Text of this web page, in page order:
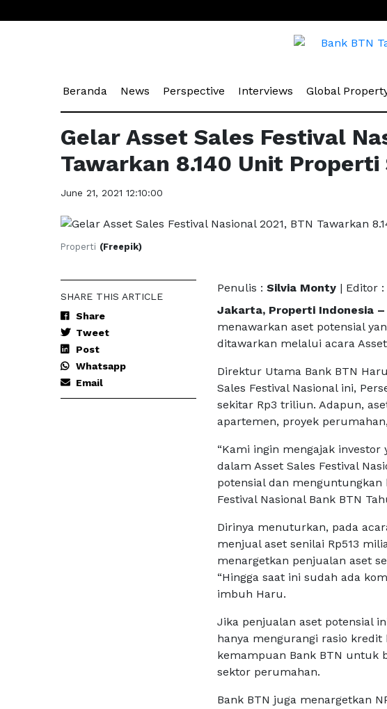
Beranda (current)
News (current)
Perspective (current)
Interviews (current)
Global
Gelar Asset Sales Festival
Tawarkan 8.140 Unit Properti
June 21, 2021 12:10:00
Properti (Freepik)
SHARE THIS ARTICLE
Share
Tweet
Post
Whatsapp
Email
Penulis : Silvia Monty | Editor :
Jakarta, Properti Indonesia –
menawarkan aset potensial
ditawarkan melalui acara
Direktur Utama Bank BTN
Sales Festival Nasional ini,
sekitar Rp3 triliun. Adapun,
apartemen, proyek
“Kami ingin mengajak
dalam Asset Sales Festival
potensial dan menguntungkan
Festival Nasional Bank BTN
Dirinya menuturkan, pada
menjual aset senilai Rp513
menargetkan penjualan aset
“Hingga saat ini sudah ada
imbuh Haru.
Jika penjualan aset potensial
hanya mengurangi rasio
kemampuan Bank BTN untuk
sektor perumahan.
Bank BTN juga menargetkan